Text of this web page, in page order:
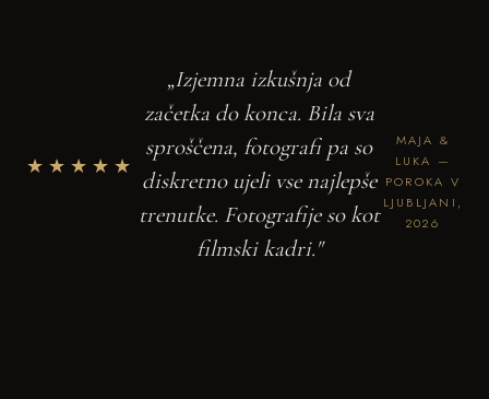
★★★★★
„Izjemna izkušnja od
začetka do konca. Bila sva
sproščena, fotografi pa so
diskretno ujeli vse najlepše
trenutke. Fotografije so kot
filmski kadri."
MAJA &
LUKA —
POROKA V
LJUBLJANI,
2026